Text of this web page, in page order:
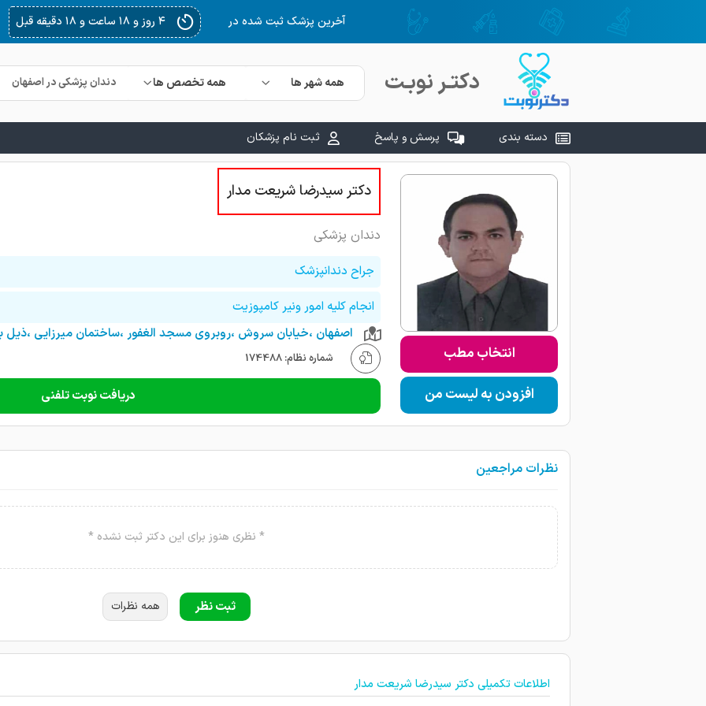
آخرین پزشک ثبت شده در ۴ روز و ۱۸ ساعت و ۱۸ دقیقه قبل
دکتـر نوبـت همه شهر ها همه تخصص ها
دسته بندی پرسش و پاسخ ثبت نام پزشکان
انتخاب مطب
افزودن به لیست من
دکتر سیدرضا شریعت مدار
دندان پزشکی
جراح دندانپزشک
انجام کلیه امور ونیر کامپوزیت
اصفهان ،خیابان سروش ،روبروی مسجد الغفور ،ساختمان میرزایی ،ذیل
شماره نظام: 174488
دریافت نوبت تلفنی
نظرات مراجعین
* نظری هنوز برای این دکتر ثبت نشده *
ثبت نظر همه نظرات
اطلاعات تکمیلی دکتر سیدرضا شریعت مدار